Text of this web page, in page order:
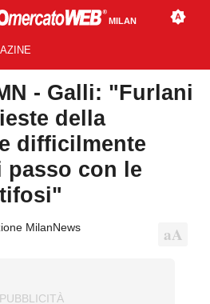
MILAN
- Galli: "Furlani
della
difficilmente
con le
MilanNews